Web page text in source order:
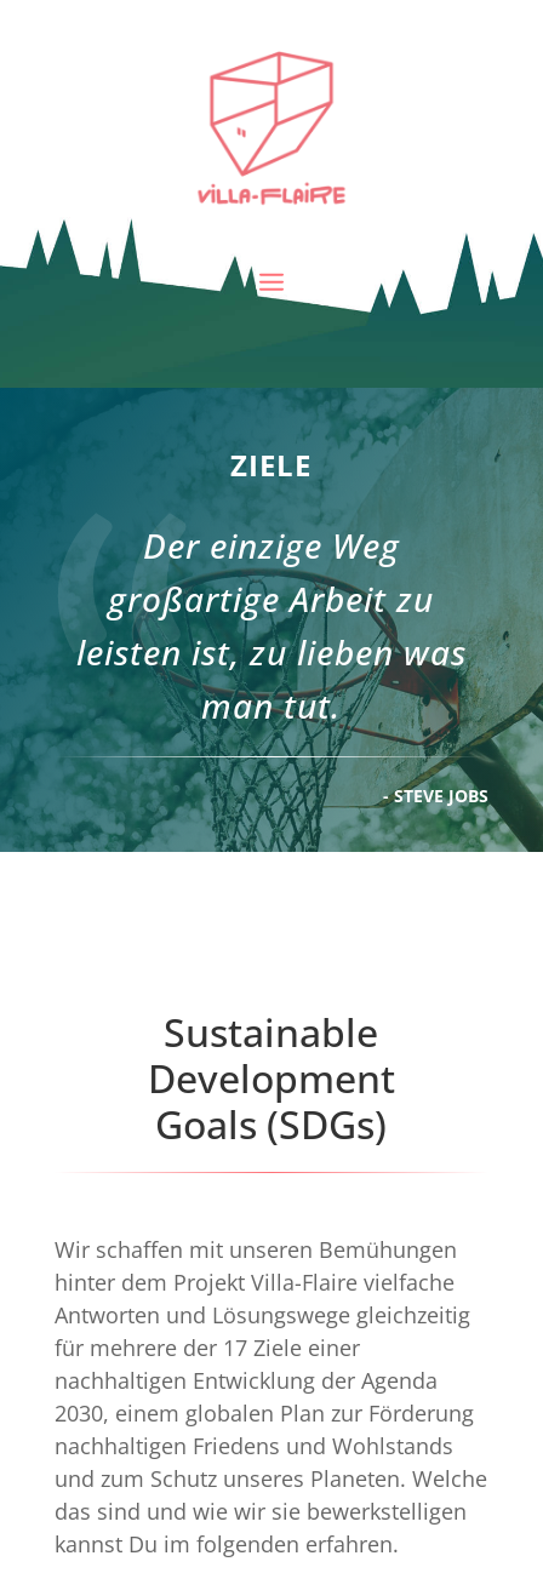
ZIELE
Der einzige Weg
großartige Arbeit zu
leisten ist, zu lieben was
man tut.
- STEVE JOBS
Sustainable
Development
Goals (SDGs)
Wir schaffen mit unseren Bemühungen
hinter dem Projekt Villa-Flaire vielfache
Antworten und Lösungswege gleichzeitig
für mehrere der 17 Ziele einer
nachhaltigen Entwicklung der Agenda
2030, einem globalen Plan zur Förderung
nachhaltigen Friedens und Wohlstands
und zum Schutz unseres Planeten. Welche
das sind und wie wir sie bewerkstelligen
kannst Du im folgenden erfahren.